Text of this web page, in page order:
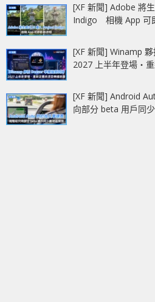
[XF 新聞] Adobe 將
Indigo 相機 App 可
[XF 新聞] Winamp
2027 上半年登場‧
[XF 新聞] Android
向部分 beta 用戶同